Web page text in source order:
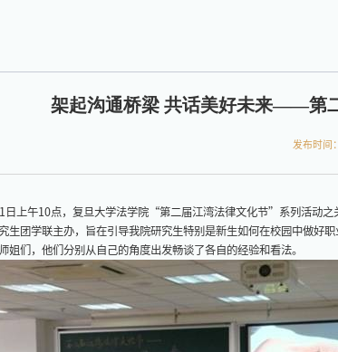
架起沟通桥梁 共话美好未来——第
发布时间
日上午10点，复旦大学法学院“第二届江湾法律文化节”系列活动
生团学联主办，旨在引导我院研究生特别是新生如何在校园中做好
姐们，他们分别从自己的角度出发畅谈了各自的经验和看法。